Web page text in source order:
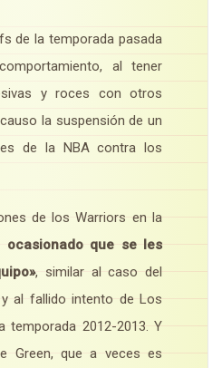
de la temporada pasada
al tener
y roces con otros
la suspensión de un
de la NBA contra los
de los Warriors en la
ocasionado que se les
, similar al caso del
al fallido intento de Los
temporada 2012-2013. Y
Green, que a veces es